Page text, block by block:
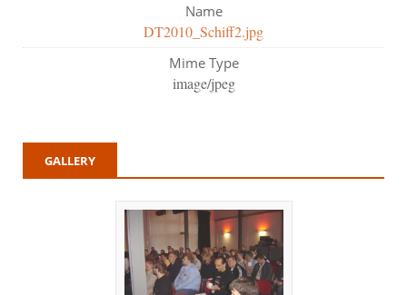
Name
DT2010_Schiff2.jpg
Mime Type
image/jpeg
GALLERY